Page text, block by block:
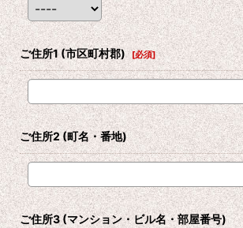
ご住所1(市区町村郡) [必須]
ご住所2(町名・番地)
ご住所3(マンション・ビル名・部屋番号)